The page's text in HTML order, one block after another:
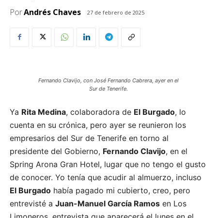
PorAndrés Chaves 27 de febrero de 2025
Fernando Clavijo, con José Fernando Cabrera, ayer en el
Sur de Tenerife.
Ya Rita Medina, colaboradora de El Burgado, lo
cuenta en su crónica, pero ayer se reunieron los
empresarios del Sur de Tenerife en torno al
presidente del Gobierno, Fernando Clavijo, en el
Spring Arona Gran Hotel, lugar que no tengo el gusto
de conocer. Yo tenía que acudir al almuerzo, incluso
El Burgado había pagado mi cubierto, creo, pero
entrevisté a Juan-Manuel García Ramos en Los